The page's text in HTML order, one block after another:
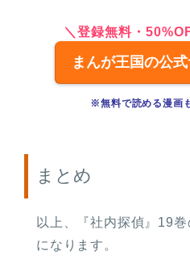
＼登録無料・
まんが王国の公
※無料で読める漫画
まとめ
以上、『社内探偵』19
になります。